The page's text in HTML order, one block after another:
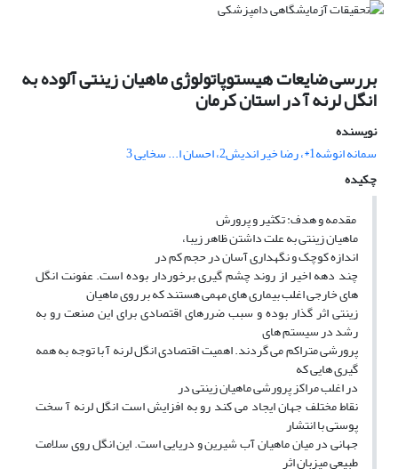
بررسی ضایعات هیستوپاتولوژی ماهیان زینتی آلوده به
انگل لرنه آ در استان کرمان
نویسنده
سمانه انوشه1*، رضا خیر اندیش2، احسان ا... سخایی 3
چکیده
مقدمه و هدف: تکثیر و پرورش
ماهیان زینتی به علت داشتن ظاهر زیبا،
اندازه کوچک و نگهداری آسان در حجم کم در
چند دهه اخیر از روند چشم گیری برخوردار بوده است. عفونت انگل
های خارجی اغلب بیماری های مهمی هستند که بر روی ماهیان
زینتی اثر گذار بوده و سبب ضررهای اقتصادی برای این صنعت رو به
رشد در سیستم های
پرورشی متراکم می گردند. اهمیت اقتصادی انگل لرنه آ با توجه به همه
گیری هایی که
در اغلب مراکز پرورشی ماهیان زینتی در
نقاط مختلف جهان ایجاد می کند رو به افزایش است انگل لرنه آ سخت
پوستی با انتشار
جهانی در میان ماهیان آب شیرین و دریایی است. این انگل روی سلامت
طبیعی میزبان اثر